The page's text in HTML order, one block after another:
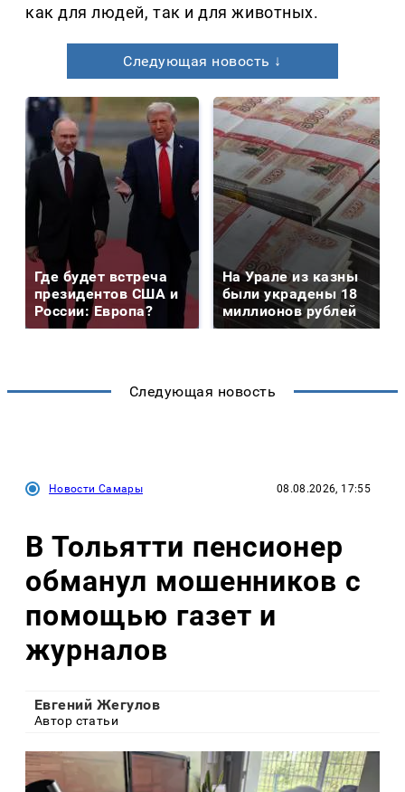
как для людей, так и для животных.
Следующая новость ↓
Где будет встреча
президентов США и
России: Европа?
На Урале из казны
были украдены 18
миллионов рублей
Следующая новость
Новости Самары 08.08.2026, 17:55
В Тольятти пенсионер
обманул мошенников с
помощью газет и
журналов
Евгений Жегулов
Автор статьи